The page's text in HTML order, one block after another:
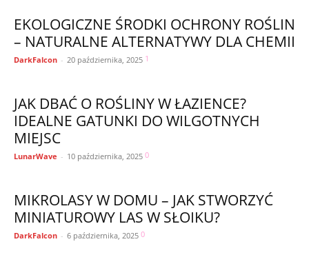
EKOLOGICZNE ŚRODKI OCHRONY ROŚLIN
– NATURALNE ALTERNATYWY DLA CHEMII
DarkFalcon - 20 października, 2025 1
JAK DBAĆ O ROŚLINY W ŁAZIENCE?
IDEALNE GATUNKI DO WILGOTNYCH
MIEJSC
LunarWave - 10 października, 2025 0
MIKROLASY W DOMU – JAK STWORZYĆ
MINIATUROWY LAS W SŁOIKU?
DarkFalcon - 6 października, 2025 0